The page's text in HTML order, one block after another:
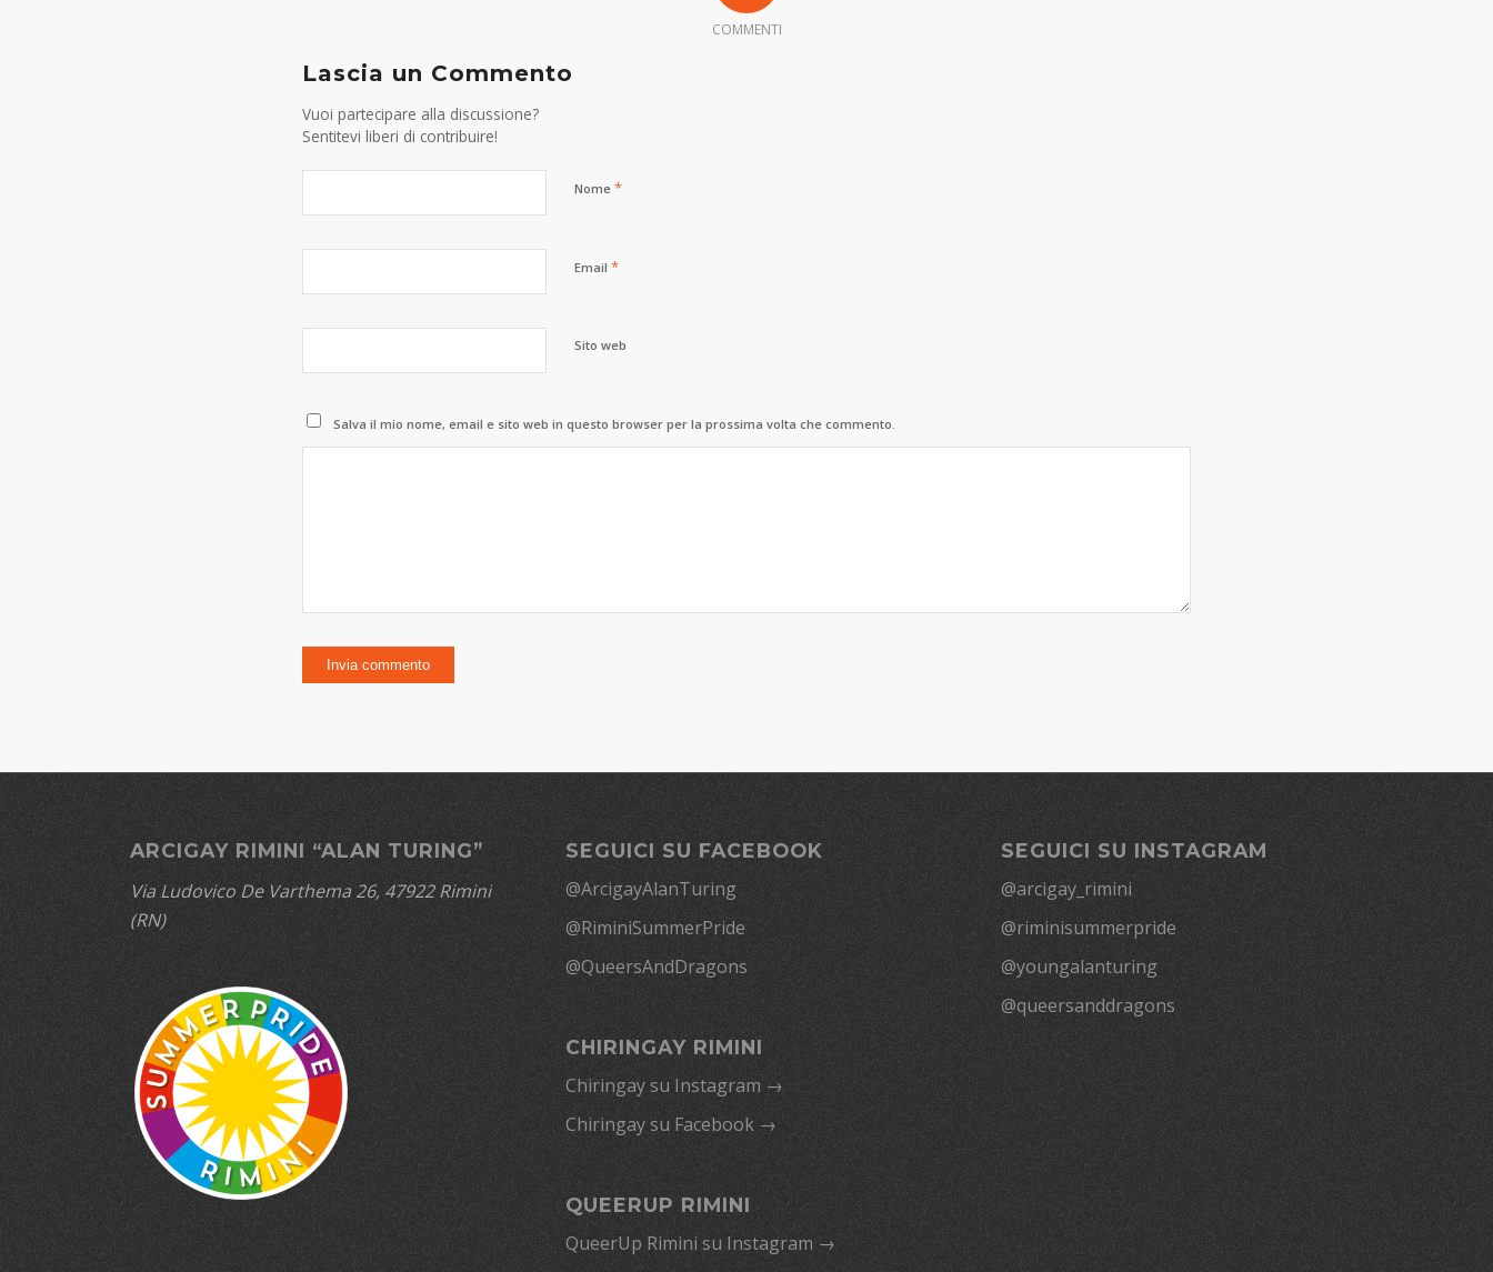
COMMENTI
Lascia un Commento
Vuoi partecipare alla discussione?
Sentitevi liberi di contribuire!
Nome *
Email *
Sito web
Salva il mio nome, email e sito web in questo browser per la prossima volta che commento.
ARCIGAY RIMINI “ALAN TURING”
Via Ludovico De Varthema 26, 47922 Rimini
(RN)
SEGUICI SU FACEBOOK
@ArcigayAlanTuring
@RiminiSummerPride
@QueersAndDragons
CHIRINGAY RIMINI
Chiringay su Instagram →
Chiringay su Facebook →
QUEERUP RIMINI
QueerUp Rimini su Instagram →
SEGUICI SU INSTAGRAM
@arcigay_rimini
@riminisummerpride
@youngalanturing
@queersanddragons